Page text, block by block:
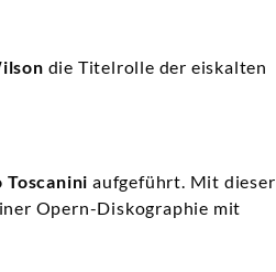
die Titelrolle der eiskalten
aufgeführt. Mit dieser
Opern-Diskographie mit